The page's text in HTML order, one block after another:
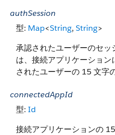
authSession
型: Map<String, String>
承認されたユーザーのセ
は、接続アプリケーショ
されたユーザーの 15 文字
connectedAppId
型: Id
接続アプリケーションの 15